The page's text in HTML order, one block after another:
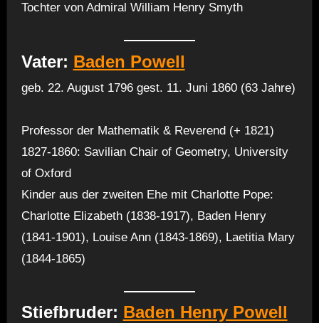
Tochter von Admiral William Henry Smyth
Vater: Baden Powell
geb. 22. August 1796 gest. 11. Juni 1860 (63 Jahre)
Professor der Mathematik & Reverend (+ 1821)
1827-1860: Savilian Chair of Geometry, University
of Oxford
Kinder aus der zweiten Ehe mit Charlotte Pope:
Charlotte Elizabeth (1838-1917), Baden Henry
(1841-1901), Louise Ann (1843-1869), Laetitia Mary
(1844-1865)
Stiefbruder: Baden Henry Powell